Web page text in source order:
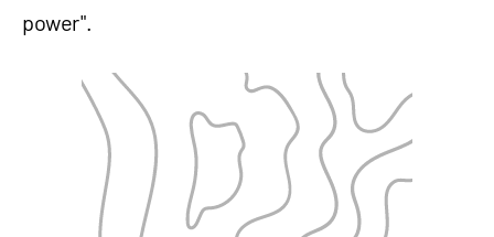
power".